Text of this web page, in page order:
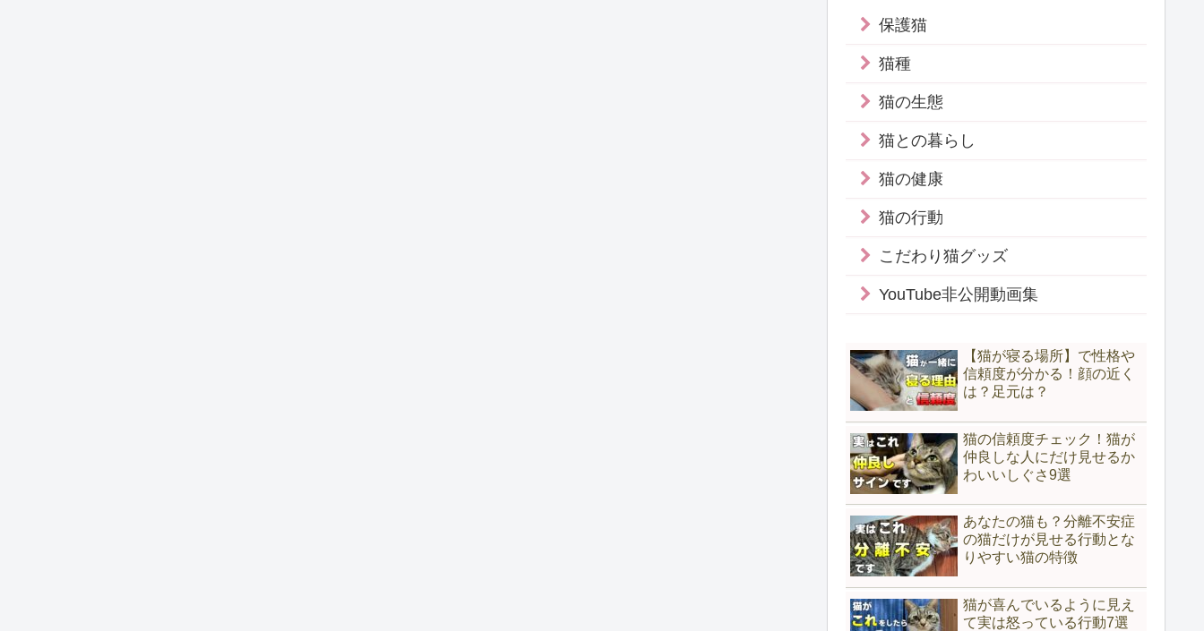
保護猫
猫種
猫の生態
猫との暮らし
猫の健康
猫の行動
こだわり猫グッズ
YouTube非公開動画集
【猫が寝る場所】で性格や
信頼度が分かる！顔の近く
は？足元は？
猫の信頼度チェック！猫が
仲良しな人にだけ見せるか
わいいしぐさ9選
あなたの猫も？分離不安症
の猫だけが見せる行動とな
りやすい猫の特徴
猫が喜んでいるように見え
て実は怒っている行動7選